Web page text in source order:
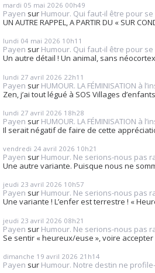
mardi 05 mai 2026 00h49
Payen sur Humour. Qui faut-il être pour se
UN AUTRE RAPPEL, A PARTIR DU « SUR
lundi 04 mai 2026 10h11
Payen sur Humour. Qui faut-il être pour se
Un autre détail ! Un animal, sans
lundi 27 avril 2026 22h11
Payen sur HUMOUR. LA FÉMINISATION à
Zen, j’ai tout légué à SOS Villages
lundi 27 avril 2026 18h28
Payen sur HUMOUR. LA FÉMINISATION à
Il serait négatif de faire de cette
vendredi 24 avril 2026 10h21
Payen sur Humour. Ne serions-nous pas
Une autre variante. Puisque nous ne
jeudi 23 avril 2026 10h57
Payen sur Humour. Ne serions-nous pas
Une variante ! L’enfer est terrestre ! «
jeudi 23 avril 2026 08h21
Payen sur Humour. Ne serions-nous pas
Se sentir « heureux/euse », voire accepter
dimanche 19 avril 2026 21h14
Payen sur Humour. Notre destin ne